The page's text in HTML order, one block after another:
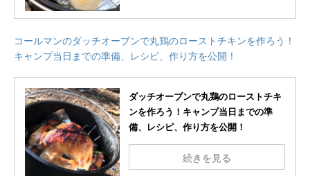
コールマンのダッチオーブンで丸鶏のローストチキンを作ろう！
キャンプ当日までの準備、レシピ、作り方を公開！
ダッチオーブンで丸鶏のローストチキ
ンを作ろう！キャンプ当日までの準
備、レシピ、作り方を公開！
続きを見る